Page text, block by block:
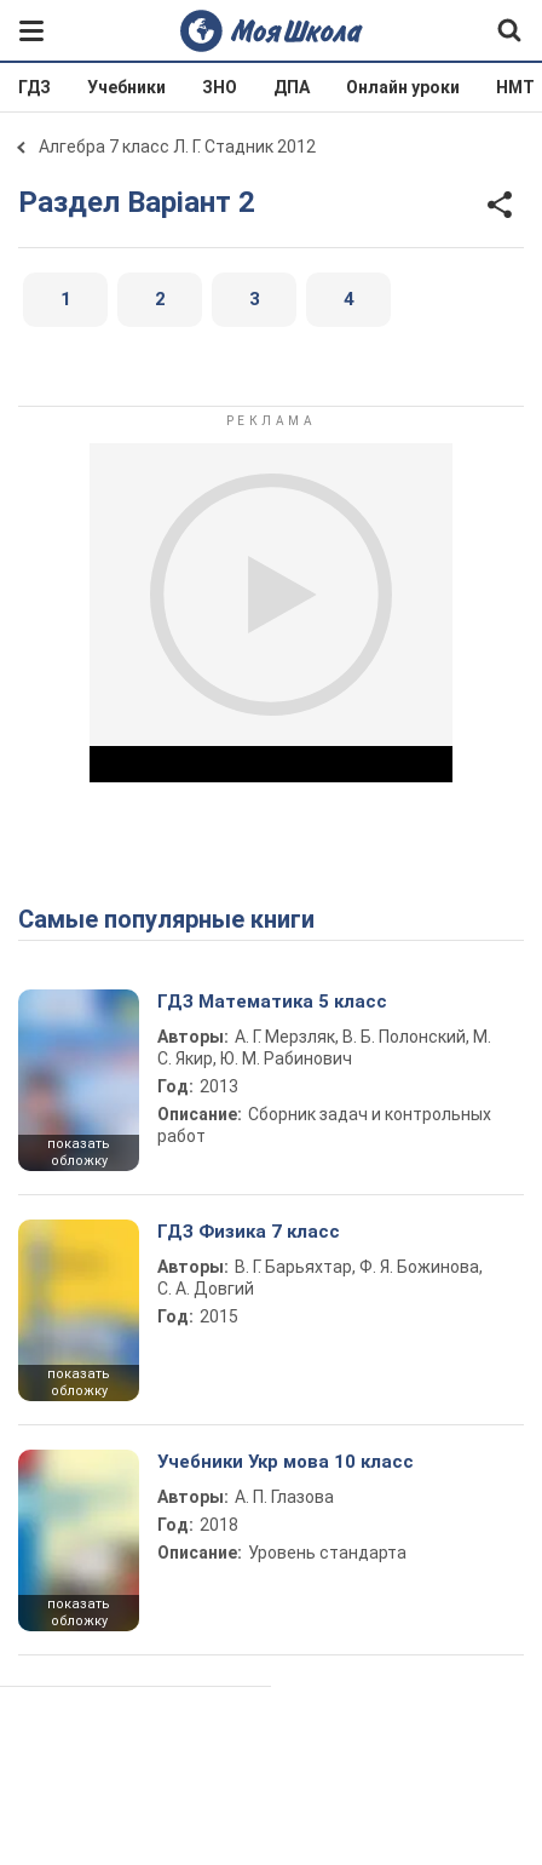
ГДЗ Учебники ЗНО ДПА Онлайн уроки НМТ
Алгебра 7 класс Л. Г. Стадник 2012
Раздел Варіант 2
1 2 3 4
Play Video
Самые популярные книги
показать
обложку
ГДЗ Математика 5 класс
Авторы: А. Г. Мерзляк, В. Б. Полонский, М.
С. Якир, Ю. М. Рабинович
Год: 2013
Описание: Сборник задач и контрольных
работ
показать
обложку
ГДЗ Физика 7 класс
Авторы: В. Г. Барьяхтар, Ф. Я. Божинова,
С. А. Довгий
Год: 2015
показать
обложку
Учебники Укр мова 10 класс
Авторы: А. П. Глазова
Год: 2018
Описание: Уровень стандарта